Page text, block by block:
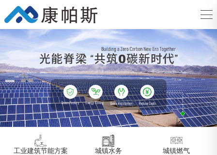
工业建筑节能方案 城镇水务 城镇燃气